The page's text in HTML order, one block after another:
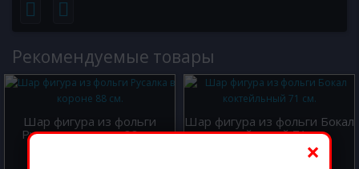
Рекомендуемые товары
Шар фигура из фольги
Русалка в короне 88 см.
Шар фигура из фольги Бокал
коктейльный 71 см.
×